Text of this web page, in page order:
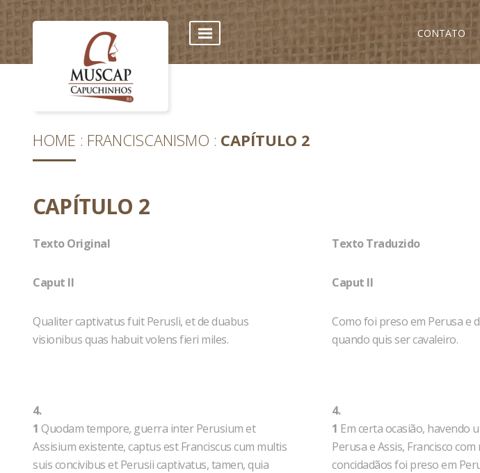
CONTATO
HOME FRANCISCANISMO CAPÍTULO 2
CAPÍTULO 2
Texto Original
Caput II
Qualiter captivatus fuit Perusli, et de duabus
visionibus quas habuit volens fieri miles.
4.
1 Quodam tempore, guerra inter Perusium et
Assisium existente, captus est Franciscus cum multis
suis concivibus et Perusii captivatus, tamen, quia
Texto Traduzido
Caput II
Como foi preso em Perusa e
quando quis ser cavaleiro.
4.
1 Em certa ocasião, havendo
Perusa e Assis, Francisco
concidadãos foi preso em